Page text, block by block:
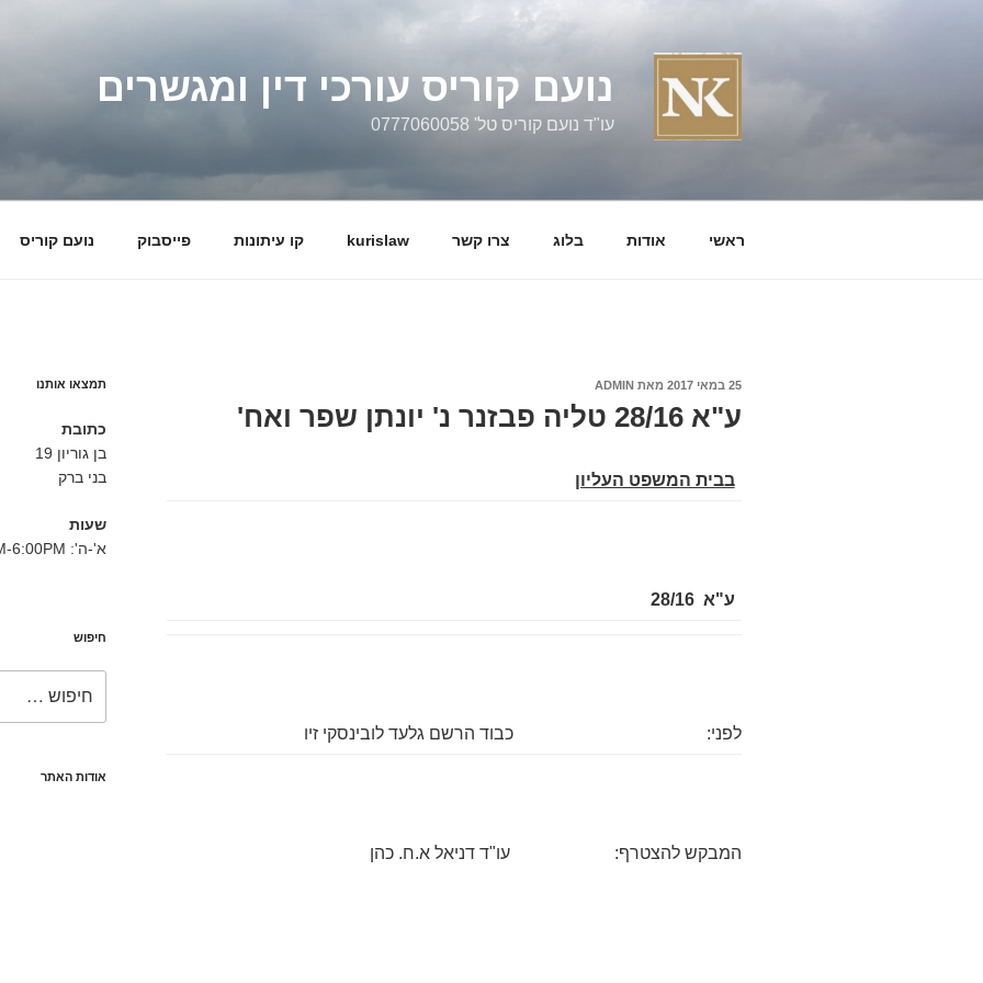
נועם קוריס עורכי דין ומגשרים
עו"ד נועם קוריס טל' 0777060058
ראשי אודות בלוג צרו קשר kurislaw קו עיתונות פייסבוק נועם קוריס
פורסם
25 במאי 2017 מאת ADMIN
ע"א 28/16 טליה פבזנר נ' יונתן שפר ואח'
בבית המשפט העליון
ע"א 28/16
לפני: כבוד הרשם גלעד לובינסקי זיו
המבקש להצטרף: עו"ד דניאל א.ח. כהן
תמצאו אותנו
כתובת
בן גוריון 19
בני ברק
שעות
א'-ה': 8:30AM-6:00PM
חיפוש
אודות האתר